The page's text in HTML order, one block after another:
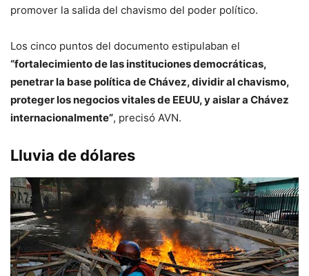
promover la salida del chavismo del poder político.
Los cinco puntos del documento estipulaban el
“fortalecimiento de las instituciones democráticas,
penetrar la base política de Chávez, dividir al chavismo,
proteger los negocios vitales de EEUU, y aislar a Chávez
internacionalmente”, precisó AVN.
Lluvia de dólares